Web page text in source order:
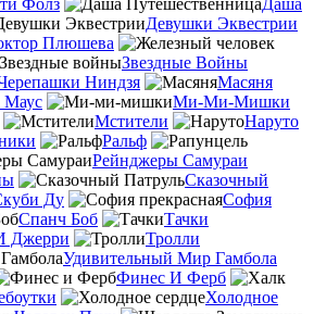
Девушки Эквестрии
Плюшева
Звездные Войны
Ниндзя
Масяня
Ми-Ми-Мишки
Мстители
Наруто
Ральф
Рейнджеры Самураи
Сказочный
Ду
София
Спанч Боб
Тачки
Джерри
Тролли
Удивительный Мир Гамбола
Финес И Ферб
Холодное